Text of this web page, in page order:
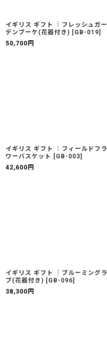
イギリス ギフト ｜フレッシュガー
デンブーケ(花器付き) [GB-019]
50,700 円
イギリス ギフト ｜フィールドフラ
ワーバスケット
[GB-003]
42,600 円
イギリス ギフト ｜ブルーミングラ
ブ(花器付き) [GB-096]
38,300 円